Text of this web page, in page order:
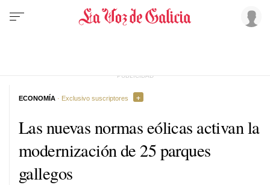
Las nuevas normas eólicas activan la
modernización de 25 parques
gallegos
ECONOMÍA · Exclusivo suscriptores